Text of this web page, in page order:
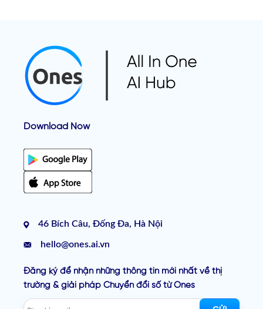
Download Now
46 Bích Câu, Đống Đa, Hà Nội
hello@ones.ai.vn
Đăng ký để nhận những thông tin mới nhất về thị
trường & giải pháp Chuyển đổi số từ Ones